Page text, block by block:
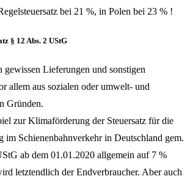
bei 21 %, in Polen bei 23 % !
§ 12 Abs. 2 UStG
Lieferungen und sonstigen
allem aus sozialen oder umwelt- und
Gründen.
zur Klimaförderung der Steuersatz für die
im Schienenbahnverkehr in Deutschland gem.
ab dem 01.01.2020 allgemein auf 7 %
letztendlich der Endverbraucher. Aber auch